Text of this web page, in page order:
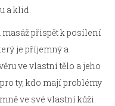
a klid.
přispět k posílení
je příjemný a
ve vlastní tělo a jeho
ty, kdo mají problémy
ve své vlastní kůži.